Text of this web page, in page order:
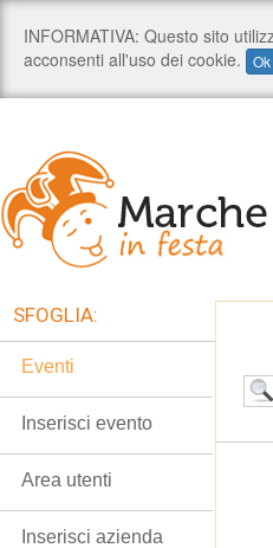
SFOGLIA:
Eventi
Inserisci evento
Area utenti
Inserisci azienda